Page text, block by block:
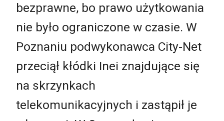
bezprawne, bo prawo użytkowania
nie było ograniczone w czasie. W
Poznaniu podwykonawca City-Net
przeciął kłódki Inei znajdujące się
na skrzynkach
telekomunikacyjnych i zastąpił je